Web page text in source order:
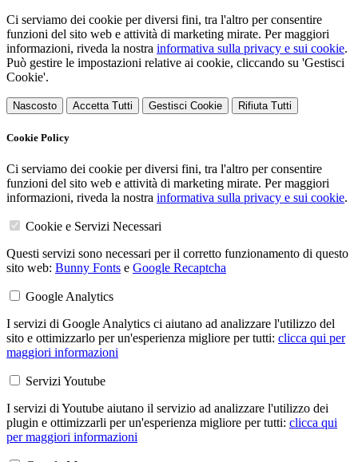
Ci serviamo dei cookie per diversi fini, tra l'altro per consentire
funzioni del sito web e attività di marketing mirate. Per maggiori
informazioni, riveda la nostra informativa sulla privacy e sui cookie.
Può gestire le impostazioni relative ai cookie, cliccando su 'Gestisci
Cookie'.
Nascosto Accetta Tutti Gestisci Cookie Rifiuta Tutti
Cookie Policy
Ci serviamo dei cookie per diversi fini, tra l'altro per consentire
funzioni del sito web e attività di marketing mirate. Per maggiori
informazioni, riveda la nostra informativa sulla privacy e sui cookie.
Cookie e Servizi Necessari
Questi servizi sono necessari per il corretto funzionamento di questo
sito web: Bunny Fonts e Google Recaptcha
Google Analytics
I servizi di Google Analytics ci aiutano ad analizzare l'utilizzo del
sito e ottimizzarlo per un'esperienza migliore per tutti: clicca qui per
maggiori informazioni
Servizi Youtube
I servizi di Youtube aiutano il servizio ad analizzare l'utilizzo dei
plugin e ottimizzarli per un'esperienza migliore per tutti: clicca qui
per maggiori informazioni